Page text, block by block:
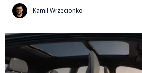
Kamil Wrzecionko